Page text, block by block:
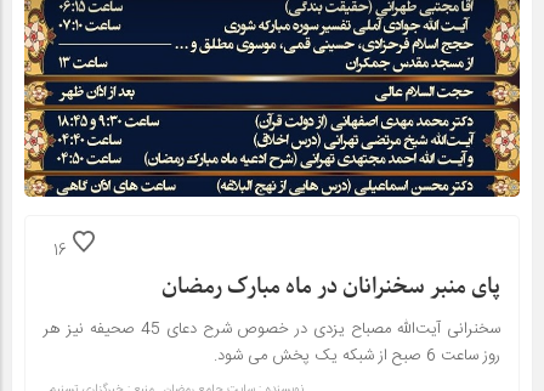
16
پای منبر سخنرانان در ماه مبارک رمضان
سخنرانی آیت‌الله مصباح یزدی در خصوص شرح دعای 45 صحیفه نیز هر
روز ساعت 6 صبح از شبکه یک پخش می شود.